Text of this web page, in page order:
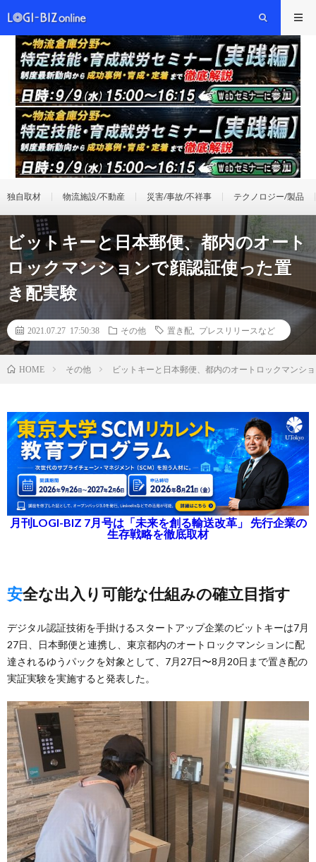
独自取材 物流施設/不動産 災害/事故/不祥事 テクノロジー/製品
ビットキーと日本郵便、都内のオート
ロックマンションで顔認証使った置
き配実験
2021.07.27 17:50:38 その他 置き配 プレスリリースなど
HOME その他 ビットキーと日本郵便、都内のオートロックマンシ
月刊LOGI-BIZ 7月号は「未来を創る輸送改革」 先行企業の
生存戦略を徹底取材
安全な出入り可能な仕組みの確立目指す
デジタル認証技術を手掛けるスタートアップ企業のビットキーは7月
27日、日本郵便と連携し、東京都内のオートロックマンションに配
達されるゆうパックを対象として、7月27日〜8月20日まで置き配の
実証実験を実施すると発表した。